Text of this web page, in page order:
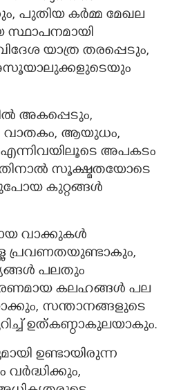
പുതിയ കർമ്മ മേഖല
യാത്ര തരപ്പെടും,
അകപ്പെടും,
വാതകം, ആയുധം,
അപകടം
സൂക്ഷ്മതയോടെ
കുറ്റങ്ങൾ
വാക്കുകൾ
പ്രവണതയുണ്ടാകും,
പലതും
കലഹങ്ങൾ പല
സന്താനങ്ങളുടെ
ഉത്കണ്ഠാകുലയാകും.
ഉണ്ടായിരുന്ന
വർദ്ധിക്കും,
this link
Link